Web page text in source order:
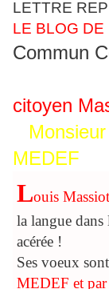
LETTRE
LE BLOG DE
Commun
citoyen
MEDEF
Louis Massiot
la langue
acérée !
Ses voeux
MEDEF et